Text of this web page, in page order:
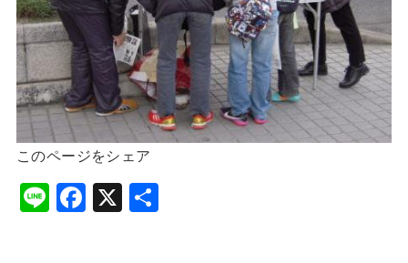
このページをシェア
Li F X 共